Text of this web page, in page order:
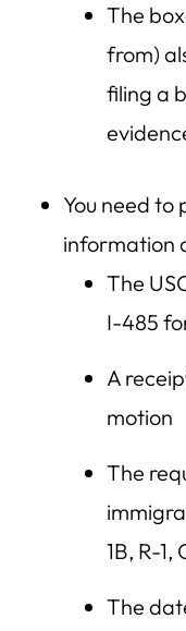
The
from)
filing a
You need
information
The
I-485
A
motion
The
1B, R-
The